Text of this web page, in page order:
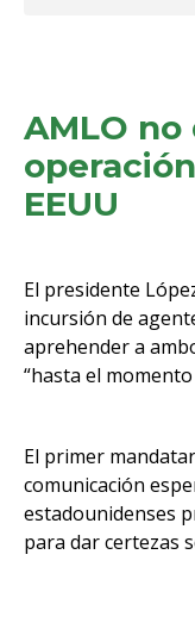
AMLO
EEUU
El presidente
incursión de
aprehender a
“hasta el
El primer
comunicación
estadounidenses
para dar certezas